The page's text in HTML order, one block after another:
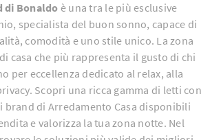
di Bonaldo è una tra le più esclusive
specialista del buon sonno, capace di
comodità e uno stile unico. La zona
casa che più rappresenta il gusto di chi
per eccellenza dedicato al relax, alla
Scopri una ricca gamma di letti con
di Arredamento Casa disponibili
e valorizza la tua zona notte. Nel